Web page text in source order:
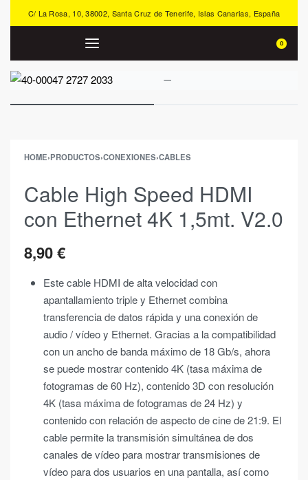
C/ La Rosa, 10, 38002, Santa Cruz de Tenerife, Islas Canarias, España
0
HOME›PRODUCTOS›CONEXIONES›CABLES
Cable High Speed HDMI
con Ethernet 4K 1,5mt. V2.0
8,90€
Este cable HDMI de alta velocidad con
apantallamiento triple y Ethernet combina
transferencia de datos rápida y una conexión de
audio / vídeo y Ethernet. Gracias a la compatibilidad
con un ancho de banda máximo de 18 Gb/s, ahora
se puede mostrar contenido 4K (tasa máxima de
fotogramas de 60 Hz), contenido 3D con resolución
4K (tasa máxima de fotogramas de 24 Hz) y
contenido con relación de aspecto de cine de 21:9. El
cable permite la transmisión simultánea de dos
canales de vídeo para mostrar transmisiones de
vídeo para dos usuarios en una pantalla, así como